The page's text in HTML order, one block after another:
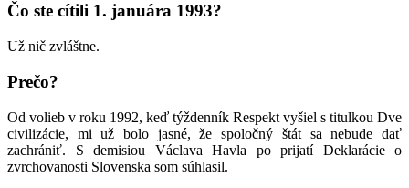
Čo ste cítili 1. januára 1993?
Už nič zvláštne.
Prečo?
Od volieb v roku 1992, keď týždenník Respekt vyšiel s titulkou Dve
civilizácie, mi už bolo jasné, že spoločný štát sa nebude dať
zachrániť. S demisiou Václava Havla po prijatí Deklarácie o
zvrchovanosti Slovenska som súhlasil.